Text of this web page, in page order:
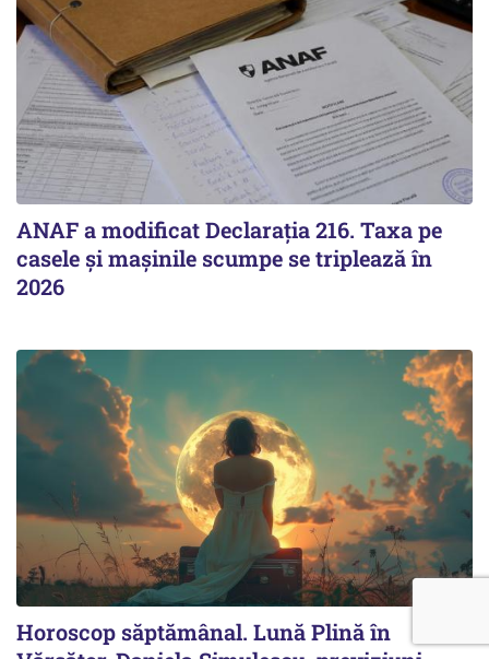
ANAF a modificat Declarația 216. Taxa pe
casele și mașinile scumpe se triplează în
2026
Horoscop săptămânal. Lună Plină în